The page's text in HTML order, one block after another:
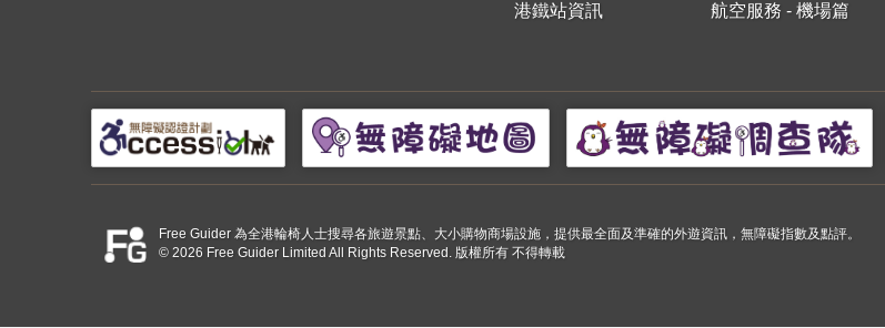
港鐵站資訊
航空服務 - 機場篇
Free Guider 為全港輪椅人士搜尋各旅遊景點、大小購物商場設施，提供最全面及準確的外遊資訊，無障礙指數及點評。
© 2026 Free Guider Limited All Rights Reserved. 版權所有 不得轉載